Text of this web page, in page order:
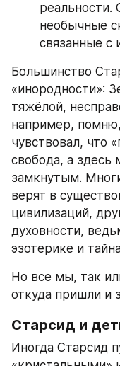
реальности.
необычные
связанные
Большинство
«инородности»:
тяжёлой,
например,
чувствовал, что
свобода, а здесь
замкнутым.
верят в
цивилизаций,
духовности,
эзотерике и
Но все мы, так
откуда пришли и
Старсид и
Иногда Старсид